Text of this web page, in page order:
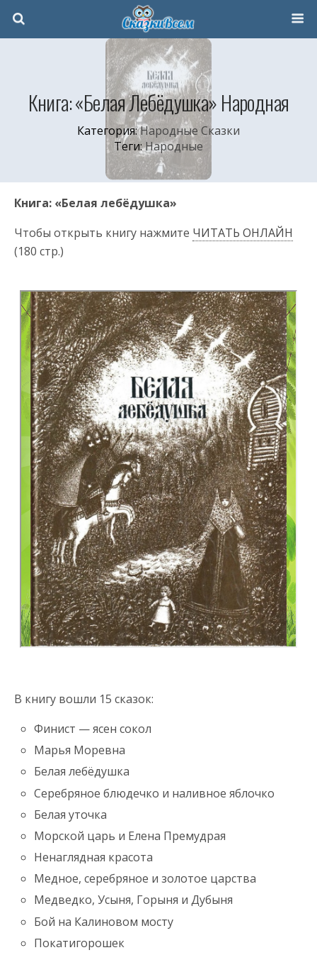
Книга: «Белая Лебёдушка» Народная
Категория:Народные Сказки
Теги:Народные
Книга: «Белая лебёдушка»
Чтобы открыть книгу нажмите ЧИТАТЬ ОНЛАЙН
(180 стр.)
В книгу вошли 15 сказок:
Финист — ясен сокол
Марья Моревна
Белая лебёдушка
Серебряное блюдечко и наливное яблочко
Белая уточка
Морской царь и Елена Премудрая
Ненаглядная красота
Медное, серебряное и золотое царства
Медведко, Усыня, Горыня и Дубыня
Бой на Калиновом мосту
Покатигорошек